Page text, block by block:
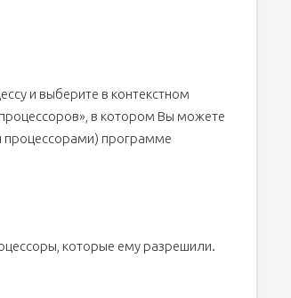
и выберите в контекстном
в котором Вы можете
процессорами) программе
которые ему разрешили.